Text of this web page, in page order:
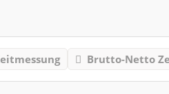
Brutto-Netto